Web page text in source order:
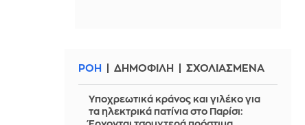
ΡΟΗ ΔΗΜΟΦΙΛΗ ΣΧΟΛΙΑΣΜΕΝΑ
Υποχρεωτικά κράνος και γιλέκο για
τα ηλεκτρικά πατίνια στο Παρίσι: